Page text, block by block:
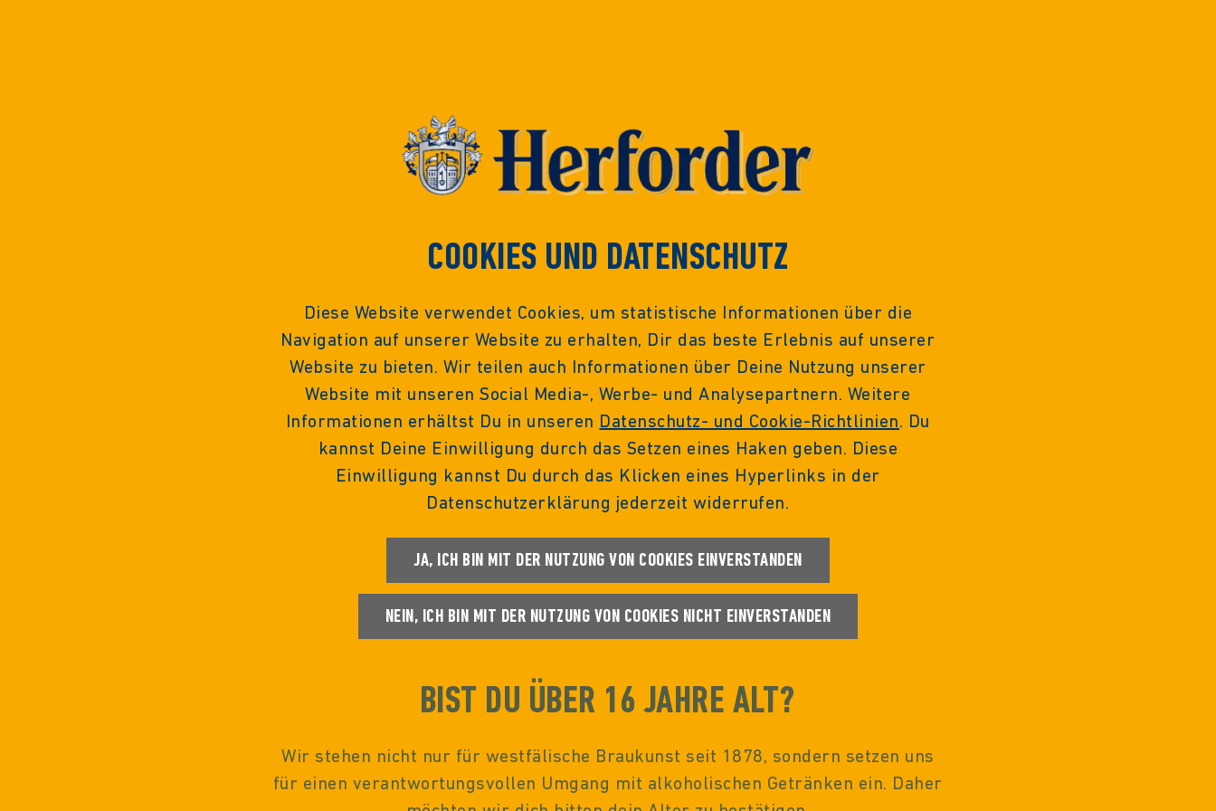
COOKIES UND DATENSCHUTZ
Diese Website verwendet Cookies, um statistische Informationen über die
Navigation auf unserer Website zu erhalten, Dir das beste Erlebnis auf unserer
Website zu bieten. Wir teilen auch Informationen über Deine Nutzung unserer
Website mit unseren Social Media-, Werbe- und Analysepartnern. Weitere
Informationen erhältst Du in unseren Datenschutz- und Cookie-Richtlinien. Du
kannst Deine Einwilligung durch das Setzen eines Haken geben. Diese
Einwilligung kannst Du durch das Klicken eines Hyperlinks in der
Datenschutzerklärung jederzeit widerrufen.
JA, ICH BIN MIT DER NUTZUNG VON COOKIES EINVERSTANDEN
NEIN, ICH BIN MIT DER NUTZUNG VON COOKIES NICHT EINVERSTANDEN
BIST DU ÜBER 16 JAHRE ALT?
Wir stehen nicht nur für westfälische Braukunst seit 1878, sondern setzen uns
für einen verantwortungsvollen Umgang mit alkoholischen Getränken ein. Daher